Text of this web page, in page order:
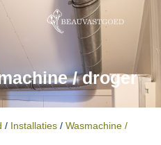
/ droger
/ Installaties / Wasmachine /